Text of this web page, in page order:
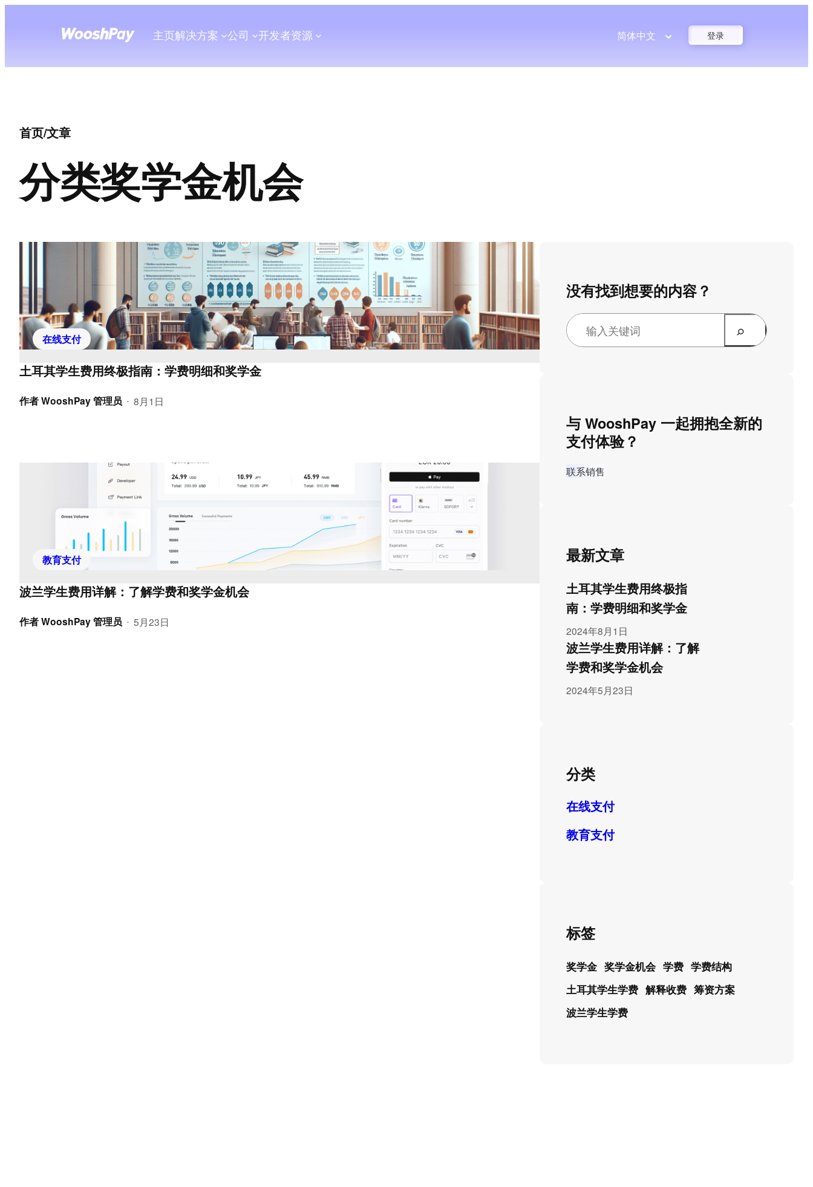
主页解决方案 公司 开发者资源 简体中文 登录
首页/文章
分类奖学金机会
在线支付
土耳其学生费用终极指南：学费明细和奖学金
作者WooshPay 管理员 • 8月1日
教育支付
波兰学生费用详解：了解学费和奖学金机会
作者WooshPay 管理员 • 5月23日
没有找到想要的内容？
与 WooshPay 一起拥抱全新的
支付体验？
联系销售
最新文章
土耳其学生费用终极指
南：学费明细和奖学金
2024年8月1日
波兰学生费用详解：了解
学费和奖学金机会
2024年5月23日
分类
在线支付
教育支付
标签
奖学金 奖学金机会 学费 学费结构
土耳其学生学费 解释收费 筹资方案
波兰学生学费